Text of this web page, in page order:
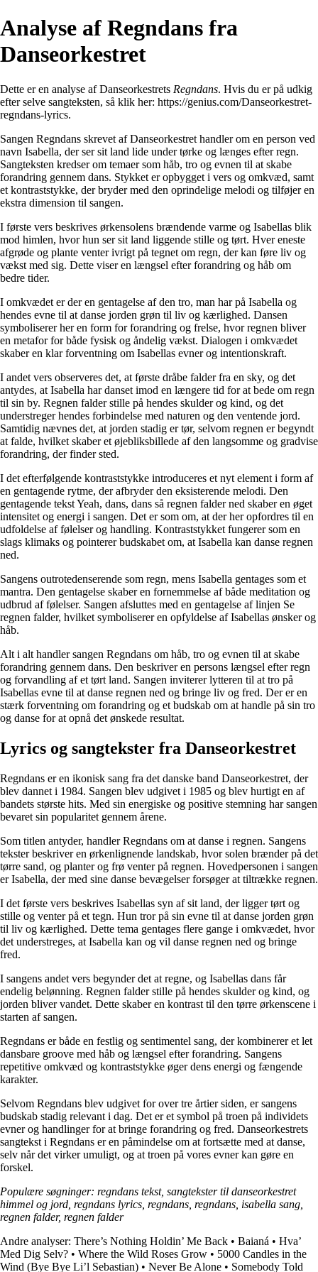
Analyse af Regndans fra
Danseorkestret
Dette er en analyse af Danseorkestrets Regndans. Hvis du er på udkig
efter selve sangteksten, så klik her: https://genius.com/Danseorkestret-
regndans-lyrics.
Sangen Regndans skrevet af Danseorkestret handler om en person ved
navn Isabella, der ser sit land lide under tørke og længes efter regn.
Sangteksten kredser om temaer som håb, tro og evnen til at skabe
forandring gennem dans. Stykket er opbygget i vers og omkvæd, samt
et kontraststykke, der bryder med den oprindelige melodi og tilføjer en
ekstra dimension til sangen.
I første vers beskrives ørkensolens brændende varme og Isabellas blik
mod himlen, hvor hun ser sit land liggende stille og tørt. Hver eneste
afgrøde og plante venter ivrigt på tegnet om regn, der kan føre liv og
vækst med sig. Dette viser en længsel efter forandring og håb om
bedre tider.
I omkvædet er der en gentagelse af den tro, man har på Isabella og
hendes evne til at danse jorden grøn til liv og kærlighed. Dansen
symboliserer her en form for forandring og frelse, hvor regnen bliver
en metafor for både fysisk og åndelig vækst. Dialogen i omkvædet
skaber en klar forventning om Isabellas evner og intentionskraft.
I andet vers observeres det, at første dråbe falder fra en sky, og det
antydes, at Isabella har danset imod en længere tid for at bede om regn
til sin by. Regnen falder stille på hendes skulder og kind, og det
understreger hendes forbindelse med naturen og den ventende jord.
Samtidig nævnes det, at jorden stadig er tør, selvom regnen er begyndt
at falde, hvilket skaber et øjebliksbillede af den langsomme og gradvise
forandring, der finder sted.
I det efterfølgende kontraststykke introduceres et nyt element i form af
en gentagende rytme, der afbryder den eksisterende melodi. Den
gentagende tekst Yeah, dans, dans så regnen falder ned skaber en øget
intensitet og energi i sangen. Det er som om, at der her opfordres til en
udfoldelse af følelser og handling. Kontraststykket fungerer som en
slags klimaks og pointerer budskabet om, at Isabella kan danse regnen
ned.
Sangens outrotedenserende som regn, mens Isabella gentages som et
mantra. Den gentagelse skaber en fornemmelse af både meditation og
udbrud af følelser. Sangen afsluttes med en gentagelse af linjen Se
regnen falder, hvilket symboliserer en opfyldelse af Isabellas ønsker og
håb.
Alt i alt handler sangen Regndans om håb, tro og evnen til at skabe
forandring gennem dans. Den beskriver en persons længsel efter regn
og forvandling af et tørt land. Sangen inviterer lytteren til at tro på
Isabellas evne til at danse regnen ned og bringe liv og fred. Der er en
stærk forventning om forandring og et budskab om at handle på sin tro
og danse for at opnå det ønskede resultat.
Lyrics og sangtekster fra Danseorkestret
Regndans er en ikonisk sang fra det danske band Danseorkestret, der
blev dannet i 1984. Sangen blev udgivet i 1985 og blev hurtigt en af
bandets største hits. Med sin energiske og positive stemning har sangen
bevaret sin popularitet gennem årene.
Som titlen antyder, handler Regndans om at danse i regnen. Sangens
tekster beskriver en ørkenlignende landskab, hvor solen brænder på det
tørre sand, og planter og frø venter på regnen. Hovedpersonen i sangen
er Isabella, der med sine danse bevægelser forsøger at tiltrække regnen.
I det første vers beskrives Isabellas syn af sit land, der ligger tørt og
stille og venter på et tegn. Hun tror på sin evne til at danse jorden grøn
til liv og kærlighed. Dette tema gentages flere gange i omkvædet, hvor
det understreges, at Isabella kan og vil danse regnen ned og bringe
fred.
I sangens andet vers begynder det at regne, og Isabellas dans får
endelig belønning. Regnen falder stille på hendes skulder og kind, og
jorden bliver vandet. Dette skaber en kontrast til den tørre ørkenscene i
starten af sangen.
Regndans er både en festlig og sentimentel sang, der kombinerer et let
dansbare groove med håb og længsel efter forandring. Sangens
repetitive omkvæd og kontraststykke øger dens energi og fængende
karakter.
Selvom Regndans blev udgivet for over tre årtier siden, er sangens
budskab stadig relevant i dag. Det er et symbol på troen på individets
evner og handlinger for at bringe forandring og fred. Danseorkestrets
sangtekst i Regndans er en påmindelse om at fortsætte med at danse,
selv når det virker umuligt, og at troen på vores evner kan gøre en
forskel.
Populære søgninger: regndans tekst, sangtekster til danseorkestret
himmel og jord, regndans lyrics, regndans, regndans, isabella sang,
regnen falder, regnen falder
Andre analyser: There’s Nothing Holdin’ Me Back • Baianá • Hva’
Med Dig Selv? • Where the Wild Roses Grow • 5000 Candles in the
Wind (Bye Bye Li’l Sebastian) • Never Be Alone • Somebody Told